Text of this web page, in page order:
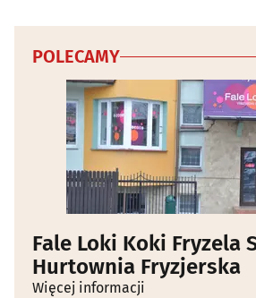
POLECAMY
Fale Loki Koki Fryzela
Hurtownia Fryzjerska
Więcej informacji